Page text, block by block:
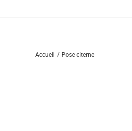
Accueil Pose citerne